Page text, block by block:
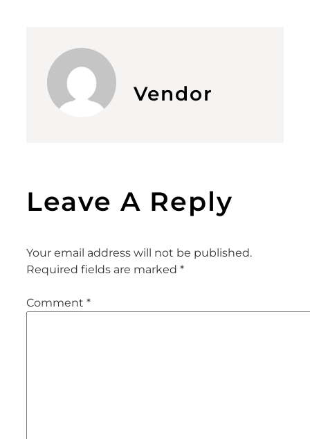
Vendor
Leave A Reply
Your email address will not be published.
Required fields are marked *
Comment *